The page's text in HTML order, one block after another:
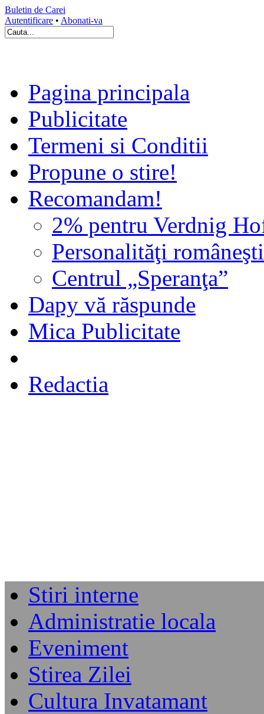
Buletin de Carei
Autentificare • Abonati-va
Pagina principala
Publicitate
Termeni si Conditii
Propune o stire!
Recomandam!
2% pentru Verdnig
Personalităţi româneşti
Centrul „Speranţa”
Dapy vă răspunde
Mica Publicitate
Redactia
Stiri interne
Administratie locala
Eveniment
Stirea Zilei
Cultura Invatamant